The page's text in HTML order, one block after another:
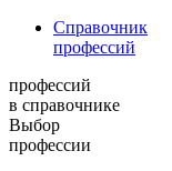
Справочник
профессий
профессий
в справочнике
Выбор
профессии